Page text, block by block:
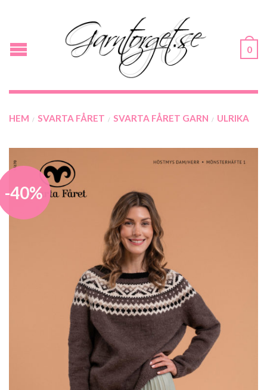
0
HEM / SVARTA FÅRET / SVARTA FÅRET GARN / ULRIKA
-40%